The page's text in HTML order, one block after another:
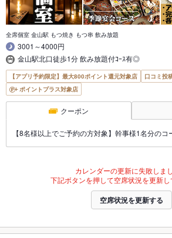
全席個室 金山駅 もつ焼き もつ串 飲み放題
3001～4000円
金山駅北口徒歩1分 飲み放題付ｺｰｽ有◎
【アプリ予約限定】最大800ポイント還元対象店
口コミ投
ポイントプラス対象店
クーポン
【8名様以上でご予約の方対象】幹事様1名分のコ
カレンダーの更新に失敗しまし
下記ボタンを押して空席状況を更新し
空席状況を更新する